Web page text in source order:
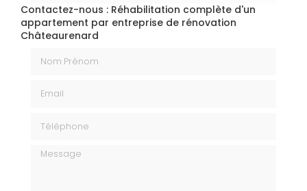
Contactez-nous : Réhabilitation complète d'un
appartement par entreprise de rénovation
Châteaurenard
Message